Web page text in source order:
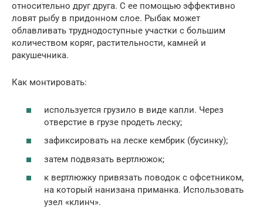
относительно друг друга. С ее помощью эффективно
ловят рыбу в придонном слое. Рыбак может
облавливать труднодоступные участки с большим
количеством коряг, растительности, камней и
ракушечника.
Как монтировать:
используется грузило в виде капли. Через
отверстие в грузе продеть леску;
зафиксировать на леске кембрик (бусинку);
затем подвязать вертлюжок;
к вертлюжку привязать поводок с офсетником,
на который нанизана приманка. Использовать
узел «клинч».